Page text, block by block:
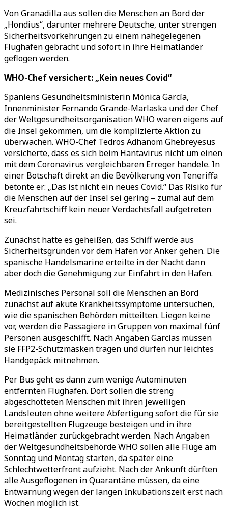
Von Granadilla aus sollen die Menschen an Bord der
„Hondius“, darunter mehrere Deutsche, unter strengen
Sicherheitsvorkehrungen zu einem nahegelegenen
Flughafen gebracht und sofort in ihre Heimatländer
geflogen werden.
WHO-Chef versichert: „Kein neues Covid“
Spaniens Gesundheitsministerin Mónica García,
Innenminister Fernando Grande-Marlaska und der Chef
der Weltgesundheitsorganisation WHO waren eigens auf
die Insel gekommen, um die komplizierte Aktion zu
überwachen. WHO-Chef Tedros Adhanom Ghebreyesus
versicherte, dass es sich beim Hantavirus nicht um einen
mit dem Coronavirus vergleichbaren Erreger handele. In
einer Botschaft direkt an die Bevölkerung von Teneriffa
betonte er: „Das ist nicht ein neues Covid.“ Das Risiko für
die Menschen auf der Insel sei gering – zumal auf dem
Kreuzfahrtschiff kein neuer Verdachtsfall aufgetreten
sei.
Zunächst hatte es geheißen, das Schiff werde aus
Sicherheitsgründen vor dem Hafen vor Anker gehen. Die
spanische Handelsmarine erteilte in der Nacht dann
aber doch die Genehmigung zur Einfahrt in den Hafen.
Medizinisches Personal soll die Menschen an Bord
zunächst auf akute Krankheitssymptome untersuchen,
wie die spanischen Behörden mitteilten. Liegen keine
vor, werden die Passagiere in Gruppen von maximal fünf
Personen ausgeschifft. Nach Angaben Garcías müssen
sie FFP2-Schutzmasken tragen und dürfen nur leichtes
Handgepäck mitnehmen.
Per Bus geht es dann zum wenige Autominuten
entfernten Flughafen. Dort sollen die streng
abgeschotteten Menschen mit ihren jeweiligen
Landsleuten ohne weitere Abfertigung sofort die für sie
bereitgestellten Flugzeuge besteigen und in ihre
Heimatländer zurückgebracht werden. Nach Angaben
der Weltgesundheitsbehörde WHO sollen alle Flüge am
Sonntag und Montag starten, da später eine
Schlechtwetterfront aufzieht. Nach der Ankunft dürften
alle Ausgeflogenen in Quarantäne müssen, da eine
Entwarnung wegen der langen Inkubationszeit erst nach
Wochen möglich ist.